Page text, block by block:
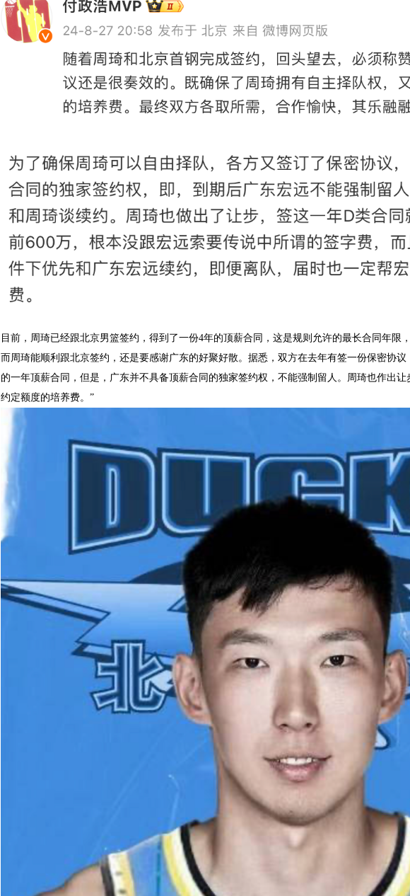
目前，周琦已经跟北京男篮签约，得到了一份4年的顶薪合同，这是规则允许的最长合同年限
而周琦能顺利跟北京签约，还是要感谢广东的好聚好散。据悉，双方在去年有签一份保密协
的一年顶薪合同，但是，广东并不具备顶薪合同的独家签约权，不能强制留人。周琦也作出
约定额度的培养费。”